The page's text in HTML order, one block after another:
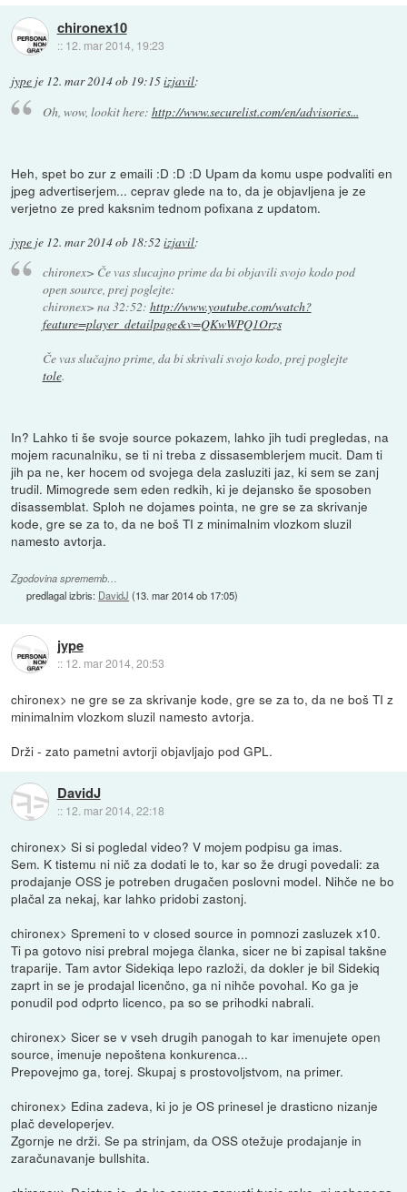
chironex10
:: 12. mar 2014, 19:23
jype je 12. mar 2014 ob 19:15izjavil:
Oh, wow, lookit here: http://www.securelist.com/en/advisories...
Heh, spet bo zur z emaili :D :D :D Upam da komu uspe podvaliti en
jpeg advertiserjem... ceprav glede na to, da je objavljena je ze
verjetno ze pred kaksnim tednom pofixana z updatom.
jype je 12. mar 2014 ob 18:52 izjavil:
chironex> Če vas slucajno prime da bi objavili svojo kodo pod
open source, prej poglejte:
chironex> na 32:52: http://www.youtube.com/watch?
feature=player_detailpage&v=QKwWPQ1Orzs
Če vas slučajno prime, da bi skrivali svojo kodo, prej poglejte
tole.
In? Lahko ti še svoje source pokazem, lahko jih tudi pregledas, na
mojem racunalniku, se ti ni treba z dissasemblerjem mucit. Dam ti
jih pa ne, ker hocem od svojega dela zasluziti jaz, ki sem se zanj
trudil. Mimogrede sem eden redkih, ki je dejansko še sposoben
disassemblat. Sploh ne dojames pointa, ne gre se za skrivanje
kode, gre se za to, da ne boš TI z minimalnim vlozkom sluzil
namesto avtorja.
Zgodovina sprememb…
predlagal izbris: DavidJ (13. mar 2014 ob 17:05)
jype
:: 12. mar 2014, 20:53
chironex> ne gre se za skrivanje kode, gre se za to, da ne boš TI z
minimalnim vlozkom sluzil namesto avtorja.
Drži - zato pametni avtorji objavljajo pod GPL.
DavidJ
:: 12. mar 2014, 22:18
chironex> Si si pogledal video? V mojem podpisu ga imas.
Sem. K tistemu ni nič za dodati le to, kar so že drugi povedali: za
prodajanje OSS je potreben drugačen poslovni model. Nihče ne bo
plačal za nekaj, kar lahko pridobi zastonj.
chironex> Spremeni to v closed source in pomnozi zasluzek x10.
Ti pa gotovo nisi prebral mojega članka, sicer ne bi zapisal takšne
traparije. Tam avtor Sidekiqa lepo razloži, da dokler je bil Sidekiq
zaprt in se je prodajal licenčno, ga ni nihče povohal. Ko ga je
ponudil pod odprto licenco, pa so se prihodki nabrali.
chironex> Sicer se v vseh drugih panogah to kar imenujete open
source, imenuje nepoštena konkurenca...
Prepovejmo ga, torej. Skupaj s prostovoljstvom, na primer.
chironex> Edina zadeva, ki jo je OS prinesel je drasticno nizanje
plač developerjev.
Zgornje ne drži. Se pa strinjam, da OSS otežuje prodajanje in
zaračunavanje bullshita.